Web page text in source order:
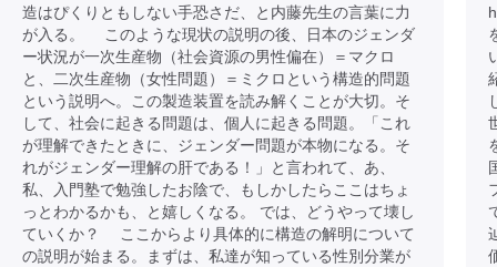
造はぴくりともしない手恐さだ、と内藤先生の言葉に力
が入る。 このような現状の説明の後、日本のジェンダ
ー状況が一次生産物（社会資源の男性偏在）＝マクロ
と、二次生産物（女性問題）＝ミクロという構造的問題
という説明へ。この製造装置を読み解くことが大切。そ
して、社会に起きる問題は、個人に起きる問題。「これ
が理解できたときに、ジェンダー問題が本物になる。そ
れがジェンダー理解の肝である！」と言われて、あ、
私、入門塾で勉強したお陰で、もしかしたらここはちょ
っとわかるかも、と嬉しくなる。 では、どうやって壊し
ていくか？ ここからより具体的に構造の解明について
の説明が始まる。まずは、私達が知っている性別分業が